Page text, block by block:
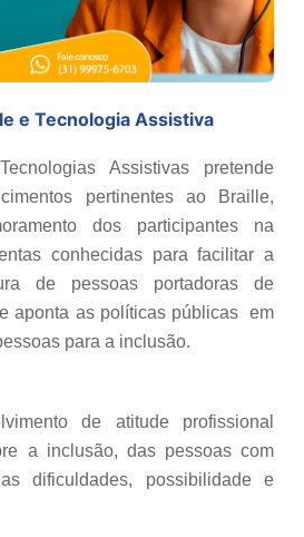
e Tecnologia Assistiva
Assistivas pretende
pertinentes ao Braille,
dos participantes na
conhecidas para facilitar a
de pessoas portadoras de
aponta as políticas públicas em
para a inclusão.
de atitude profissional
a inclusão, das pessoas com
dificuldades, possibilidade e